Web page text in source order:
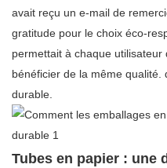
avait reçu un e-mail de
gratitude pour le choix éco-
permettait à chaque utilisateur
bénéficier de la même qualité.
durable.
Tubes en papier : une